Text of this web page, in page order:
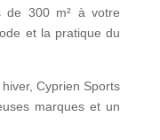
de 300 m² à votre
et la pratique du
Cyprien Sports
marques et un